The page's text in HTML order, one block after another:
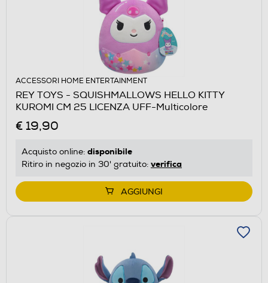
ACCESSORI HOME ENTERTAINMENT
REY TOYS - SQUISHMALLOWS HELLO KITTY
KUROMI CM 25 LICENZA UFF-Multicolore
€ 19,90
Acquisto online: disponibile
Ritiro in negozio in 30' gratuito: verifica
AGGIUNGI